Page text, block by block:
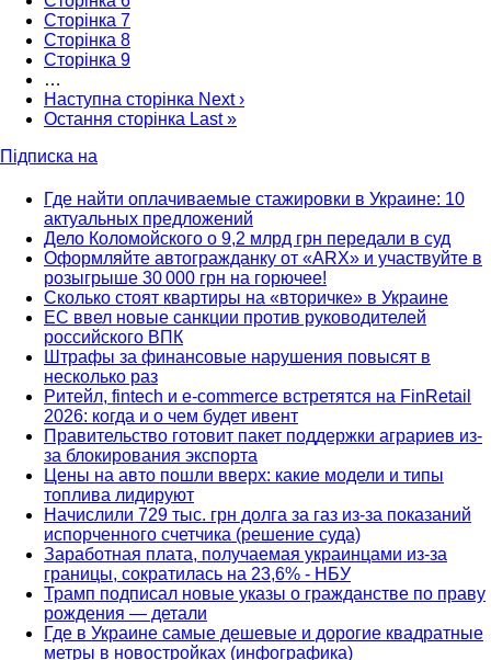
Сторінка 7
Сторінка 8
Сторінка 9
…
Наступна сторінка Next ›
Остання сторінка Last »
Підписка на
Где найти оплачиваемые стажировки в Украине: 10
актуальных предложений
Дело Коломойского о 9,2 млрд грн передали в суд
Оформляйте автогражданку от «ARX» и участвуйте в
розыгрыше 30 000 грн на горючее!
Сколько стоят квартиры на «вторичке» в Украине
ЕС ввел новые санкции против руководителей
российского ВПК
Штрафы за финансовые нарушения повысят в
несколько раз
Ритейл, fintech и e-commerce встретятся на FinRetail
2026: когда и о чем будет ивент
Правительство готовит пакет поддержки аграриев из-
за блокирования экспорта
Цены на авто пошли вверх: какие модели и типы
топлива лидируют
Начислили 729 тыс. грн долга за газ из-за показаний
испорченного счетчика (решение суда)
Заработная плата, получаемая украинцами из-за
границы, сократилась на 23,6% - НБУ
Трамп подписал новые указы о гражданстве по праву
рождения — детали
Где в Украине самые дешевые и дорогие квадратные
метры в новостройках (инфографика)